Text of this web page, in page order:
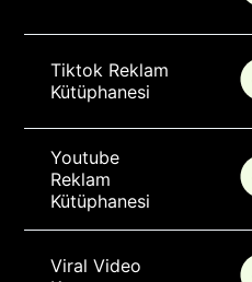
Tiktok Reklam
Kütüphanesi
Youtube
Reklam
Kütüphanesi
Viral Video